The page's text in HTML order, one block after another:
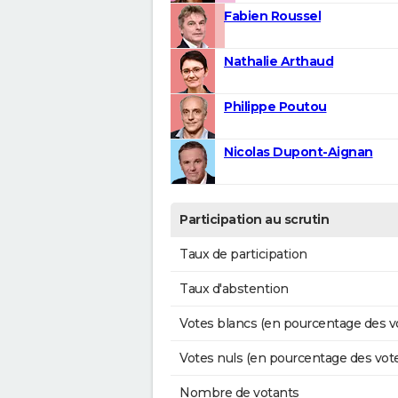
Fabien Roussel
Nathalie Arthaud
Philippe Poutou
Nicolas Dupont-Aignan
Participation au scrutin
Taux de participation
Taux d'abstention
Votes blancs (en pourcentage des
Votes nuls (en pourcentage des
Nombre de votants